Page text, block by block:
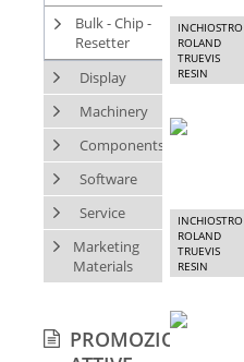
Bulk - Chip -
Resetter
Display
Machinery
Components
Software
Service
Marketing
Materials
PROMOZIONI
INCHIOSTRO
ROLAND
TRUEVIS
RESIN
INCHIOSTRO
ROLAND
TRUEVIS
RESIN